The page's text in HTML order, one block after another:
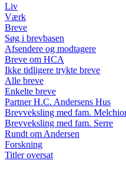
Liv
Værk
Breve
Søg i brevbasen
Afsendere og modtagere
Breve om HCA
Ikke tidligere trykte breve
Alle breve
Enkelte breve
Partner H.C. Andersens Hus
Brevveksling med fam.
Brevveksling med fam. Serre
Rundt om Andersen
Forskning
Titler oversat